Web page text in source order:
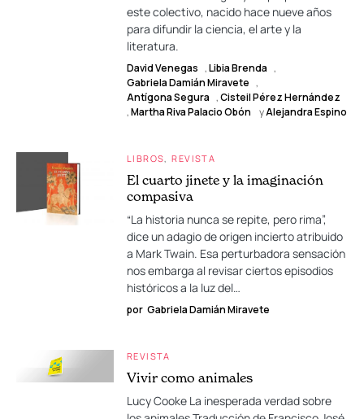
este colectivo, nacido hace nueve años
para difundir la ciencia, el arte y la
literatura.
David Venegas ,Libia Brenda ,
Gabriela Damián Miravete ,
Antígona Segura ,Cisteil Pérez Hernández
,Martha Riva Palacio Obón yAlejandra Espino
LIBROS REVISTA
El cuarto jinete y la imaginación
compasiva
“La historia nunca se repite, pero rima”,
dice un adagio de origen incierto atribuido
a Mark Twain. Esa perturbadora sensación
nos embarga al revisar ciertos episodios
históricos a la luz del…
por Gabriela Damián Miravete
REVISTA
Vivir como animales
Lucy Cooke La inesperada verdad sobre